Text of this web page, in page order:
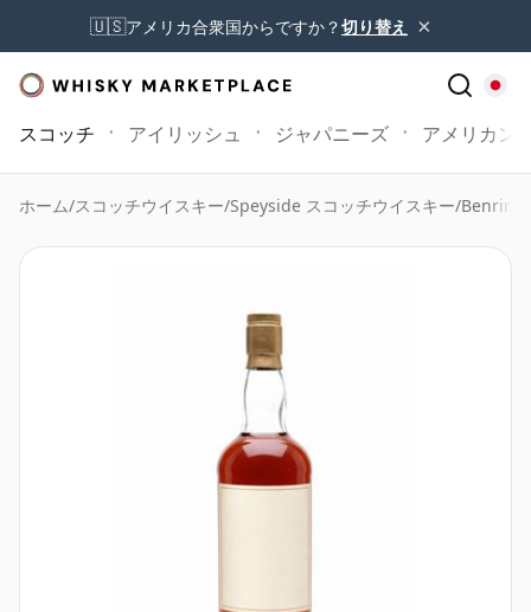
🇺🇸アメリカ合衆国からですか？切り替え ×
スコッチ アイリッシュ ジャパニーズ アメリカン
ホーム/スコッチウイスキー/Speyside スコッチウイスキー/